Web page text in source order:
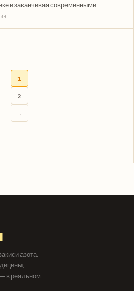
и заканчивая современными
медицине…
Пагинация
записей
1
2
→
азота.
в реальном